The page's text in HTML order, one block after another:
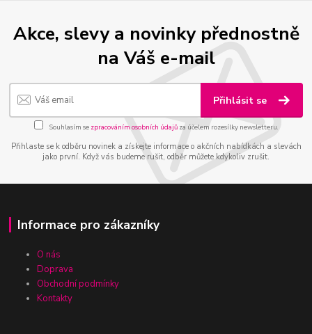
Akce, slevy a novinky přednostně
na Váš e-mail
Přihlásit se
Souhlasím se zpracováním osobních údajůza účelem rozesílky newsletteru.
Přihlaste se k odběru novinek a získejte informace o akčních nabídkách a slevách
jako první. Když vás budeme rušit, odběr můžete kdykoliv zrušit.
Informace pro zákazníky
O nás
Doprava
Obchodní podmínky
Kontakty